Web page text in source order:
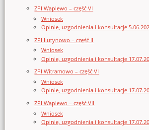
ZPI Waplewo – część VI
Wniosek
Opinie, uzgodnienia i konsultacje
ZPI Łutynowo – część II
Wniosek
Opinie, uzgodnienia i konsultacje
ZPI Witramowo – część VI
Wniosek
Opinie, uzgodnienia i konsultacje
ZPI Waplewo – część VII
Wniosek
Opinie, uzgodnienia i konsultacje